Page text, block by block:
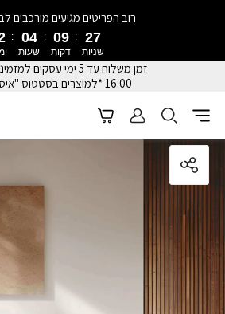
זמן משלוח עד 5 ימי עסקים למזמינים עד השעה
16:00 *למוצרים בסטטוס "איסוף מיידי"
רוב הפריטים מגיעים מורכבים
04
שעות
09
דקות
27
שניות